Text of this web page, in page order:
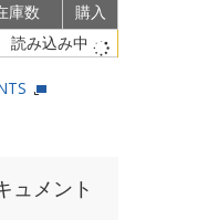
庫数
購入
読み込み中
ュメント